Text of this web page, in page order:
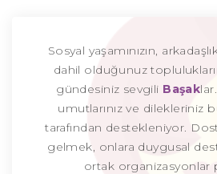
Sosyal yaşamınızın,
dahil olduğunuz
gündesiniz sevgili Başak
umutlarınız ve dilekleriniz
tarafından destekleniyor.
gelmek, onlara duygusal
ortak organizasyonlar